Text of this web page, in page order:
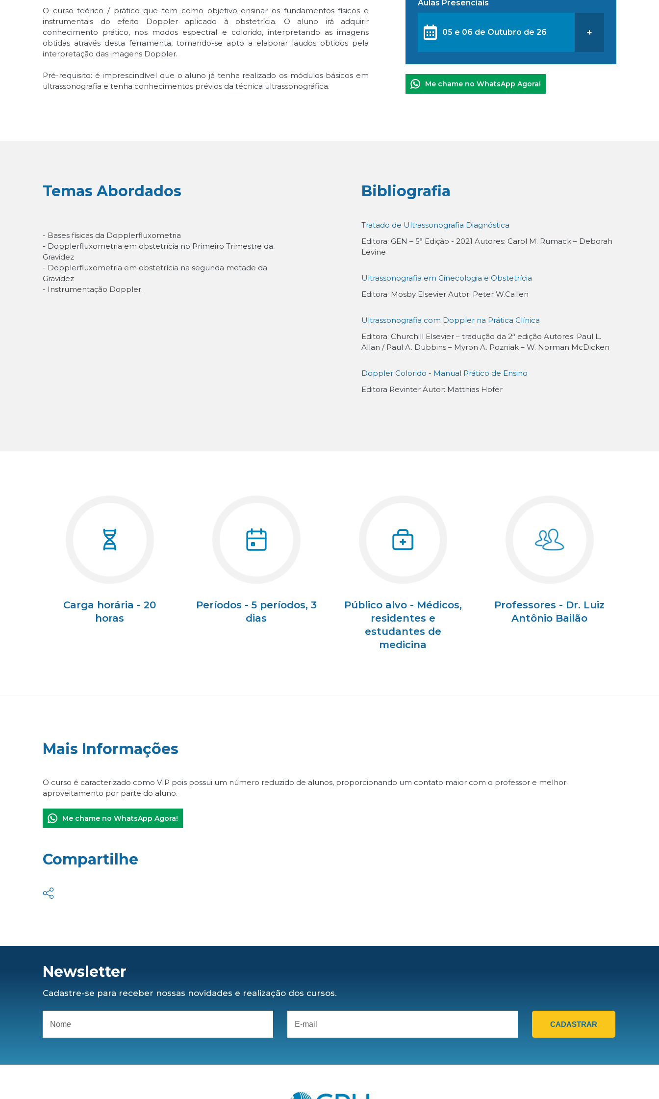
O curso teórico / prático que tem como objetivo ensinar os fundamentos físicos e
instrumentais do efeito Doppler aplicado à obstetrícia. O aluno irá adquirir
conhecimento prático, nos modos espectral e colorido, interpretando as imagens
obtidas através desta ferramenta, tornando-se apto a elaborar laudos obtidos pela
interpretação das imagens Doppler.
Pré-requisito: é imprescindível que o aluno já tenha realizado os módulos básicos em
ultrassonografia e tenha conhecimentos prévios da técnica ultrassonográfica.
Aulas Presenciais
05 e 06 de Outubro de 26 +
Me chame no WhatsApp Agora!
Temas Abordados
- Bases físicas da Dopplerfluxometria
- Dopplerfluxometria em obstetrícia no Primeiro Trimestre da
Gravidez
- Dopplerfluxometria em obstetrícia na segunda metade da
Gravidez
- Instrumentação Doppler.
Bibliografia
Tratado de Ultrassonografia Diagnóstica
Editora: GEN – 5ª Edição - 2021 Autores: Carol M. Rumack – Deborah
Levine
Ultrassonografia em Ginecologia e Obstetrícia
Editora: Mosby Elsevier Autor: Peter W.Callen
Ultrassonografia com Doppler na Prática Clínica
Editora: Churchill Elsevier – tradução da 2ª edição Autores: Paul L.
Allan / Paul A. Dubbins – Myron A. Pozniak – W. Norman McDicken
Doppler Colorido - Manual Prático de Ensino
Editora Revinter Autor: Matthias Hofer
Carga horária - 20
horas
Períodos - 5 períodos, 3
dias
Público alvo - Médicos,
residentes e
estudantes de
medicina
Professores - Dr. Luiz
Antônio Bailão
Mais Informações
O curso é caracterizado como VIP pois possui um número reduzido de alunos, proporcionando um contato maior com o professor e melhor
aproveitamento por parte do aluno.
Me chame no WhatsApp Agora!
Compartilhe
Newsletter
Cadastre-se para receber nossas novidades e realização dos cursos.
CADASTRAR